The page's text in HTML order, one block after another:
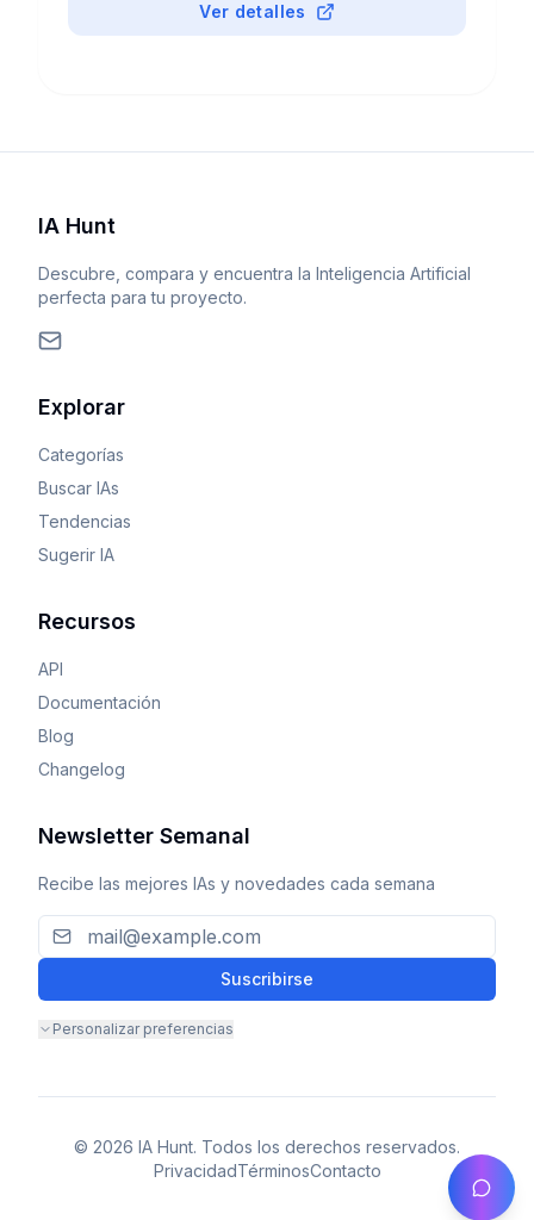
Ver detalles
IA Hunt
Descubre, compara y encuentra la Inteligencia Artificial
perfecta para tu proyecto.
Explorar
Categorías
Buscar IAs
Tendencias
Sugerir IA
Recursos
API
Documentación
Blog
Changelog
Newsletter Semanal
Recibe las mejores IAs y novedades cada semana
Suscribirse
Personalizar preferencias
© 2026 IA Hunt. Todos los derechos reservados.
PrivacidadTérminosContacto